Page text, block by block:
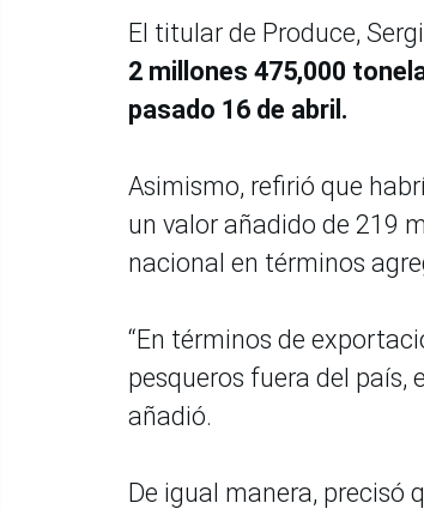
El titular de Produce,
2 millones 475,000
pasado 16 de abril.
Asimismo, refirió que
un valor añadido de 219
nacional en términos
“En términos de
pesqueros fuera del país,
añadió.
De igual manera, precisó